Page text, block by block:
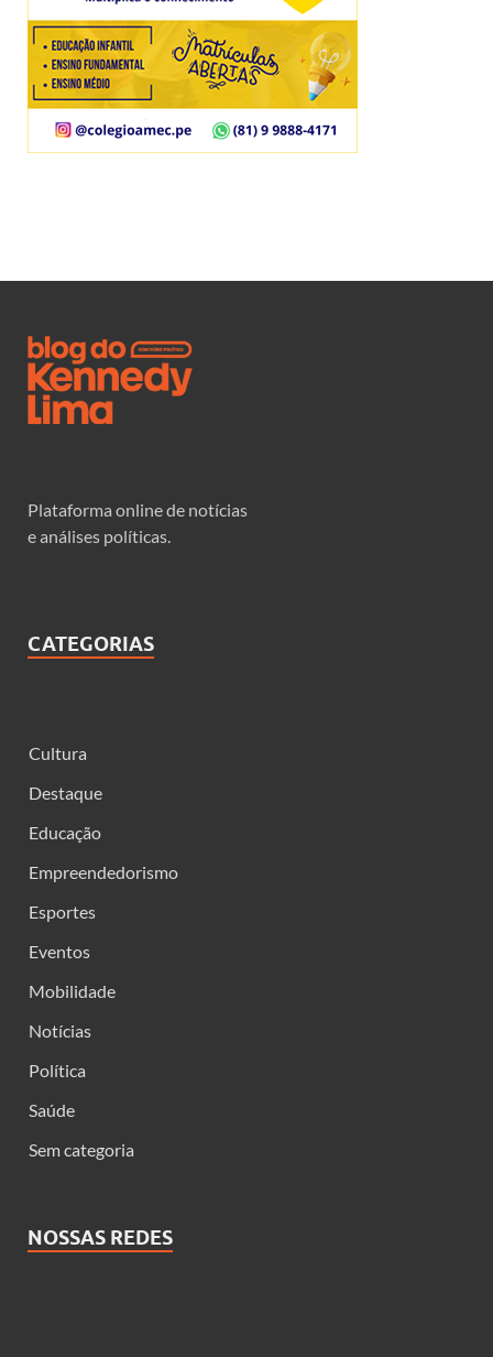
Plataforma online de notícias
e análises políticas.
CATEGORIAS
Cultura
Destaque
Educação
Empreendedorismo
Esportes
Eventos
Mobilidade
Notícias
Política
Saúde
Sem categoria
NOSSAS REDES